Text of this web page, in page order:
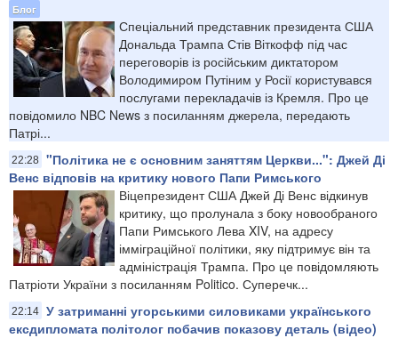
Блог
Спеціальний представник президента США
Дональда Трампа Стів Віткофф під час
переговорів із російським диктатором
Володимиром Путіним у Росії користувався
послугами перекладачів із Кремля. Про це
повідомило NBC News з посиланням джерела, передають
Патрі...
22:28 "Політика не є основним заняттям Церкви...": Джей Ді
Венс відповів на критику нового Папи Римського
Віцепрезидент США Джей Ді Венс відкинув
критику, що пролунала з боку новообраного
Папи Римського Лева XIV, на адресу
імміграційної політики, яку підтримує він та
адміністрація Трампа. Про це повідомляють
Патріоти України з посиланням Politico. Суперечк...
22:14 У затриманні угорськими силовиками українського
ексдипломата політолог побачив показову деталь (відео)